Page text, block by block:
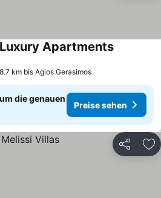
ApartmentsPreise
km bis Agios Gerasimos
die genauen
Preise sehen
Teilen